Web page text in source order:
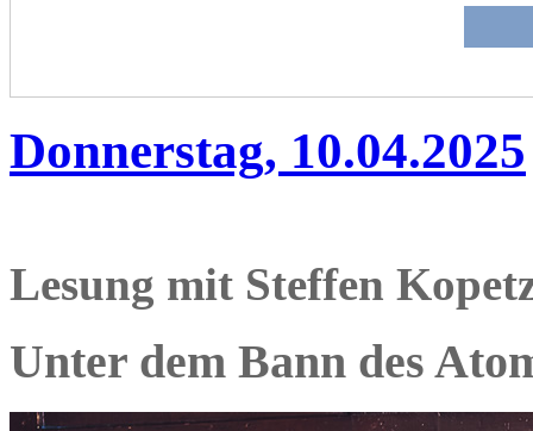
Donnerstag, 10.04.2025
Lesung mit Steffen
Unter dem Bann des